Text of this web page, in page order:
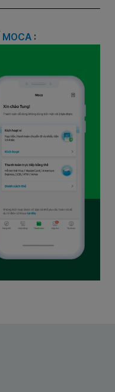
MOCA: